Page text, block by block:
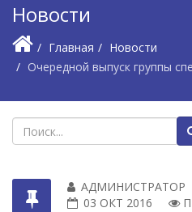
Новости
Главная
Новости
Очередной выпуск группы
АДМИНИСТРАТОР
03 ОКТ 2016